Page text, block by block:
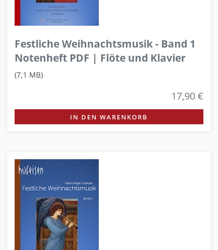
Festliche Weihnachtsmusik - Band 1
Notenheft PDF | Flöte und Klavier
(7,1 MB)
17,90 €
IN DEN WARENKORB